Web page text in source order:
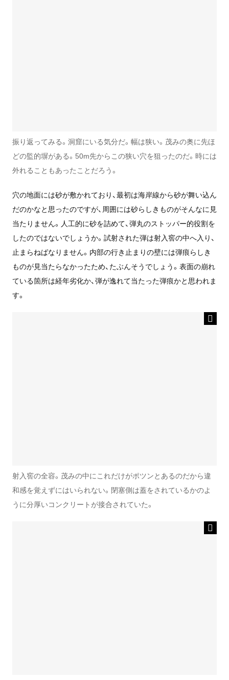
振り返ってみる。洞窟にいる気分だ。幅は狭い。茂みの奥に先ほ
どの監的塀がある。50m先からこの狭い穴を狙ったのだ。時には
外れることもあったことだろう。
穴の地面には砂が敷かれており、最初は海岸線から砂が舞い込ん
だのかなと思ったのですが、周囲には砂らしきものがそんなに見
当たりません。人工的に砂を詰めて、弾丸のストッパー的役割を
したのではないでしょうか。試射された弾は射入窖の中へ入り、
止まらねばなりません。内部の行き止まりの壁には弾痕らしき
ものが見当たらなかったため、たぶんそうでしょう。表面の崩れ
ている箇所は経年劣化か、弾が逸れて当たった弾痕かと思われま
す。
射入窖の全容。茂みの中にこれだけがポツンとあるのだから違
和感を覚えずにはいられない。閉塞側は蓋をされているかのよ
うに分厚いコンクリートが接合されていた。